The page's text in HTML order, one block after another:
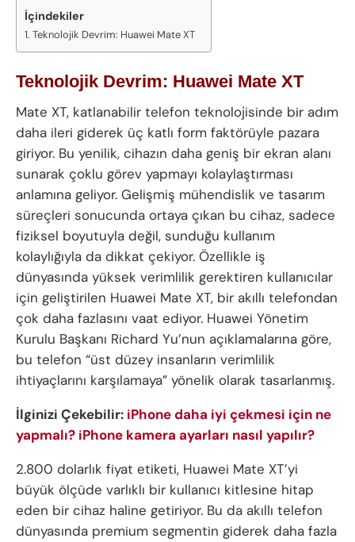
İçindekiler
Teknolojik Devrim: Huawei Mate XT
Teknolojik Devrim: Huawei Mate XT
Mate XT, katlanabilir telefon teknolojisinde bir adım
daha ileri giderek üç katlı form faktörüyle pazara
giriyor. Bu yenilik, cihazın daha geniş bir ekran alanı
sunarak çoklu görev yapmayı kolaylaştırması
anlamına geliyor. Gelişmiş mühendislik ve tasarım
süreçleri sonucunda ortaya çıkan bu cihaz, sadece
fiziksel boyutuyla değil, sunduğu kullanım
kolaylığıyla da dikkat çekiyor. Özellikle iş
dünyasında yüksek verimlilik gerektiren kullanıcılar
için geliştirilen Huawei Mate XT, bir akıllı telefondan
çok daha fazlasını vaat ediyor. Huawei Yönetim
Kurulu Başkanı Richard Yu’nun açıklamalarına göre,
bu telefon “üst düzey insanların verimlilik
ihtiyaçlarını karşılamaya” yönelik olarak tasarlanmış.
İlginizi Çekebilir: iPhone daha iyi çekmesi için ne
yapmalı? iPhone kamera ayarları nasıl yapılır?
2.800 dolarlık fiyat etiketi, Huawei Mate XT’yi
büyük ölçüde varlıklı bir kullanıcı kitlesine hitap
eden bir cihaz haline getiriyor. Bu da akıllı telefon
dünyasında premium segmentin giderek daha fazla